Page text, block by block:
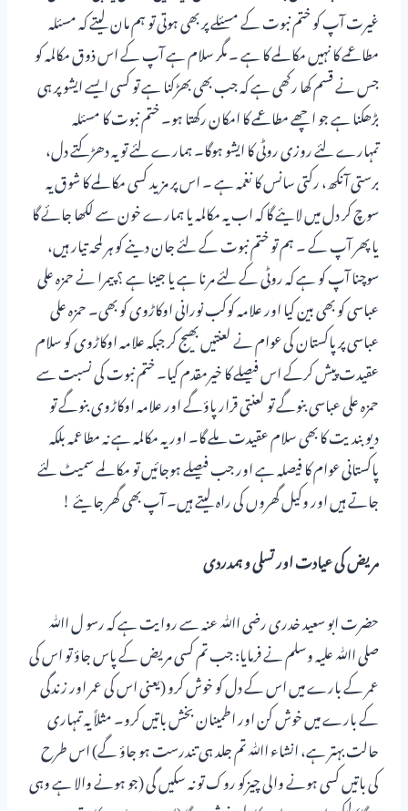
غیرت آپ کو ختم نبوت کے مسئلے پر بھی ہوتی تو ہم مان لیتے کہ مسئلہ
مطاعمے کا نہیں مکالمے کا ہے ۔ مگر سلام ہے آپ کے اس ذوق مکالمہ کو
جس نے قسم کھا رکھی ہے کہ جب بھی بھڑکنا ہے تو کسی ایسے ایشو پر ہی
بڑھکنا ہے جو اچھے مطاعمے کا امکان رکھتا ہو۔ ختم نبوت کا مسئلہ
تمہارے لئے روزی روٹی کا ایشو ہوگا۔ ہمارے لئے تو یہ دھڑکتے دل،
برستی آنکھ، رکتی سانس کا نغمہ ہے ۔ اس پر مزید کسی مکالمے کا شوق یہ
سوچ کر دل میں لایئے گا کہ اب یہ مکالمہ یا ہمارے خون سے لکھا جائے گا
یا پھر آپ کے ۔ ہم تو ختم نبوت کے لئے جان دینے کو ہر لمحہ تیار ہیں،
سوچنا آپ کو ہے کہ روٹی کے لئے مرنا ہے یا جینا ہے ؟ پیمرا نے حمزہ علی
عباسی کو بھی بین کیا اور علامہ کوکب نورانی اوکاڑوی کو بھی۔ حمزہ علی
عباسی پر پاکستان کی عوام نے لعنتیں بھیج کر جبکہ علامہ اوکاڑوی کو سلام
عقیدت پیش کرکے اس فیصلے کا خیرمقدم کیا۔ ختم نبوت کی نسبت سے
حمزہ علی عباسی بنوگے تو لعنتی قرار پاؤگے اور علامہ اوکاڑوی بنوگے تو
دیوبندیت کا بھی سلام عقیدت ملے گا۔ اور یہ مکالمہ ہے نہ مطاعمہ بلکہ
پاکستانی عوام کا فیصلہ ہے اور جب فیصلے ہوجائیں تو مکالمے سمیٹ لئے
جاتے ہیں اور وکیل گھروں کی راہ لیتے ہیں۔ آپ بھی گھر جایئے !
مریض کی عیادت اور تسلی و ہمدردی
حضرت ابو سعید خدری رضی اﷲ عنہ سے روایت ہے کہ رسو ل اﷲ
صلی اﷲ علیہ وسلم نے فرمایا: جب تم کسی مریض کے پاس جاؤ تو اس کی
عمر کے بارے میں اس کے دل کو خوش کرو (یعنی اس کی عمر اور زندگی
کے بارے میں خوش کن اور اطمینان بخش باتیں کرو۔ مثلاً یہ تمہاری
حالت بہتر ہے، انشاء اﷲ تم جلد ہی تندرست ہو جاؤ گے) اس طرح
کی باتیں کسی ہونے والی چیزکو روک تو نہ سکیں گی (جو ہونے والا ہے وہی